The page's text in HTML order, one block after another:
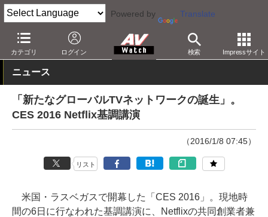
Powered by Translate
カテゴリ ログイン 検索 Impressサイト
AV Watch コンテンツ・サービス 映像配信 Netflix
ニュース
「新たなグローバルTVネットワークの誕生」。
CES 2016 Netflix基調講演
（2016/1/8 07:45）
リスト
米国・ラスベガスで開幕した「CES 2016」。現地時
間の6日に行なわれた基調講演に、Netflixの共同創業者兼